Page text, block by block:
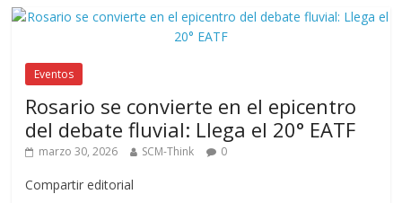
Eventos
Rosario se convierte en el epicentro
del debate fluvial: Llega el 20° EATF
marzo 30, 2026 SCM-Think 0
Compartir editorial